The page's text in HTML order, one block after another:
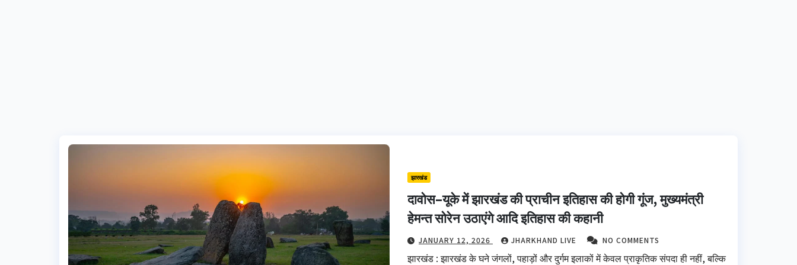
झारखंड
दावोस–यूके में झारखंड की प्राचीन इतिहास की होगी गूंज, मुख्यमंत्री
हेमन्त सोरेन उठाएंगे आदि इतिहास की कहानी
JANUARY 12, 2026 JHARKHAND LIVE NO COMMENTS
झारखंड : झारखंड के घने जंगलों, पहाड़ों और दुर्गम इलाकों में केवल प्राकृतिक संपदा ही नहीं, बल्कि